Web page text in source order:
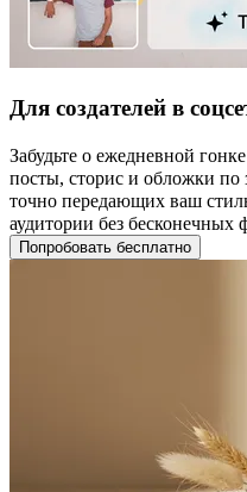
Для создателей в
Забудьте о ежедневной
посты, сторис и обложки
точно передающих ваш
аудитории без бесконечных
Попробовать бесплатно